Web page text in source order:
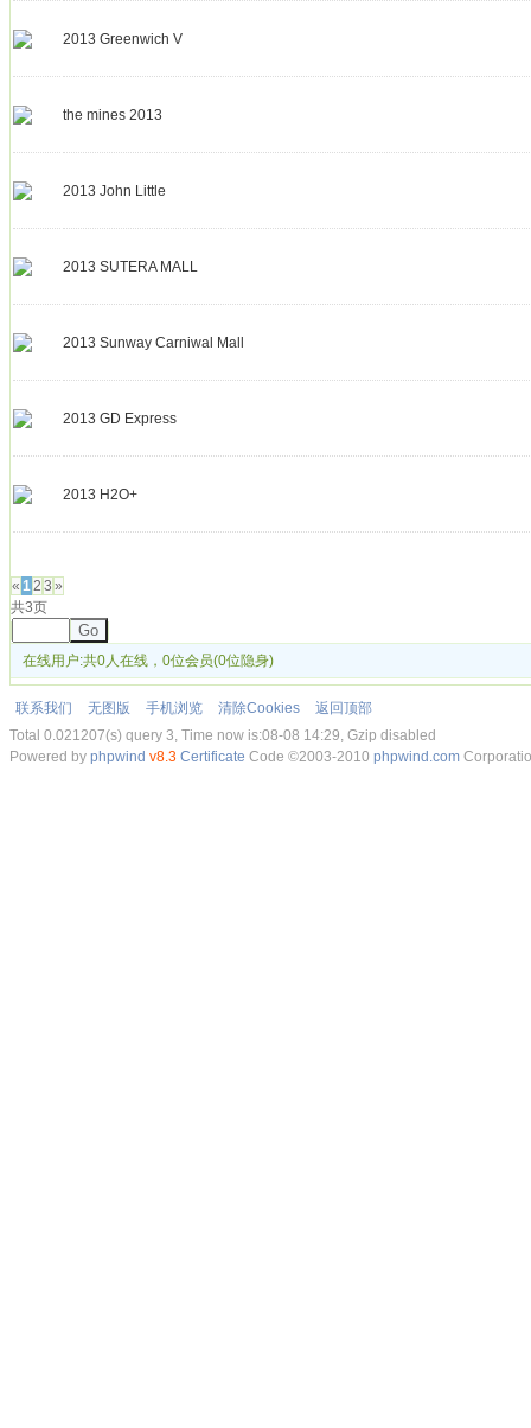
2013 Greenwich V
the mines 2013
2013 John Little
2013 SUTERA MALL
2013 Sunway Carniwal Mall
2013 GD Express
2013 H2O+
« 12 3 »
共3页
Go
在线用户:共0人在线，0位会员(0位隐身)
联系我们 无图版 手机浏览 清除Cookies
返回顶部
Total 0.021207(s) query 3, Time now is:08-08 14:29, Gzip disabled
Powered by phpwind v8.3 Certificate Code ©2003-2010 phpwind.com